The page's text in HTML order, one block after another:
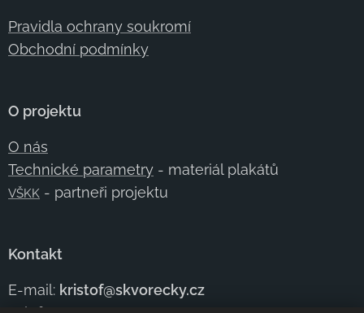
Pravidla ochrany soukromí
Obchodní podmínky
O projektu
O nás
Technické parametry - materiál plakátů
VŠKK - partneři projektu
Kontakt
E-mail: kristof@skvorecky.cz